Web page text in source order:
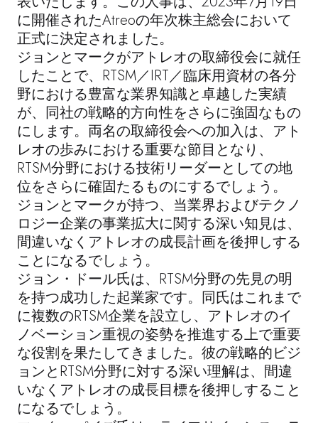
に開催されたAtreoの年次株主総会において
正式に決定されました。
ジョンとマークがアトレオの取締役会に就任
したことで、RTSM／IRT／臨床用資材の各分
野における豊富な業界知識と卓越した実績
が、同社の戦略的方向性をさらに強固なもの
にします。両名の取締役会への加入は、アト
レオの歩みにおける重要な節目となり、
RTSM分野における技術リーダーとしての地
位をさらに確固たるものにするでしょう。
ジョンとマークが持つ、当業界およびテクノ
ロジー企業の事業拡大に関する深い知見は、
間違いなくアトレオの成長計画を後押しする
ことになるでしょう。
ジョン・ドール氏は、RTSM分野の先見の明
を持つ成功した起業家です。同氏はこれまで
に複数のRTSM企業を設立し、アトレオのイ
ノベーション重視の姿勢を推進する上で重要
な役割を果たしてきました。彼の戦略的ビジ
ョンとRTSM分野に対する深い理解は、間違
いなくアトレオの成長目標を後押しすること
になるでしょう。